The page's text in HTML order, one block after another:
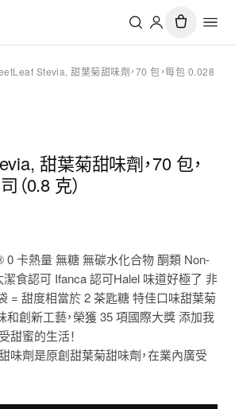
Stevia, 甜葉菊甜味劑，70 包，每包 0.028
甜葉菊甜味劑，70 包，
0.8 克）
0 卡熱量 無糖 無碳水化合物 酮類 Non-
食認可 Ifanca 認可Halel 味道好極了 非
= 甜度相當於 2 茶匙糖 特佳口味甜葉菊
創新工藝，榮獲 35 項國際大獎 添加我
甜蜜的生活！
味劑是原創甜葉菊甜味劑，在業內廣受